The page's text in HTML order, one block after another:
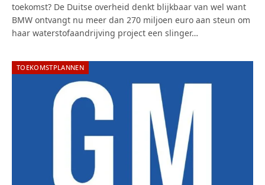
toekomst? De Duitse overheid denkt blijkbaar van wel want
BMW ontvangt nu meer dan 270 miljoen euro aan steun om
haar waterstofaandrijving project een slinger…
TOEKOMSTPLANNEN